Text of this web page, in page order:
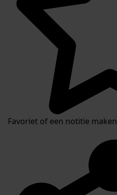
Favoriet of een notitie maken